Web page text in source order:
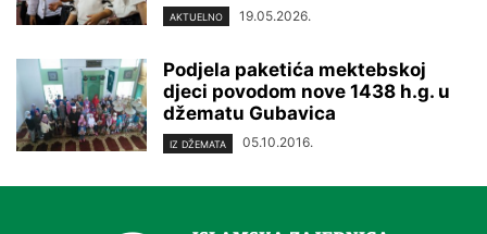
AKTUELNO 19.05.2026.
Podjela paketića mektebskoj
djeci povodom nove 1438 h.g. u
džematu Gubavica
IZ DŽEMATA 05.10.2016.